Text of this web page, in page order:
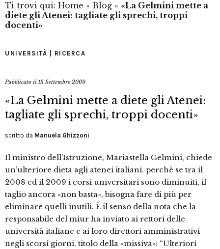
Ti trovi qui: Home » Blog » «La Gelmini mette a
diete gli Atenei: tagliate gli sprechi, troppi
docenti»
UNIVERSITÀ | RICERCA
Pubblicato il13 Settembre 2009
«La Gelmini mette a diete gli Atenei:
tagliate gli sprechi, troppi docenti»
scritto da Manuela Ghizzoni
Il ministro dell’Istruzione, Mariastella Gelmini, chiede
un’ulteriore dieta agli atenei italiani. perchè se tra il
2008 ed il 2009 i corsi universitari sono diminuiti, il
taglio ancora «non basta», bisogna fare di più per
eliminare quelli inutili. È il senso della nota che la
responsabile del miur ha inviato ai rettori delle
università italiane e ai loro direttori amministrativi
negli scorsi giorni. titolo della «missiva»: “Ulteriori